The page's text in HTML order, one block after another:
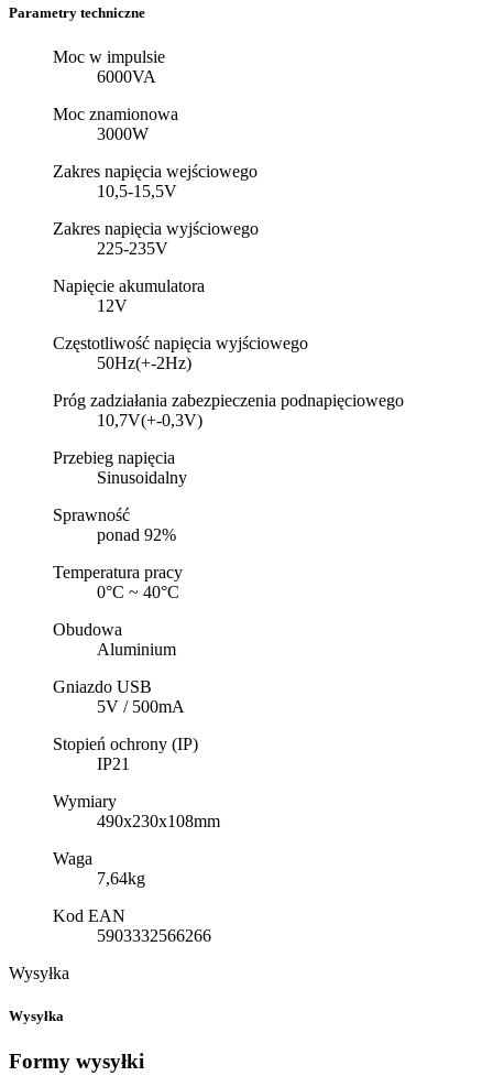
Parametry techniczne
Moc w impulsie
6000VA
Moc znamionowa
3000W
Zakres napięcia wejściowego
10,5-15,5V
Zakres napięcia wyjściowego
225-235V
Napięcie akumulatora
12V
Częstotliwość napięcia wyjściowego
50Hz(+-2Hz)
Próg zadziałania zabezpieczenia podnapięciowego
10,7V(+-0,3V)
Przebieg napięcia
Sinusoidalny
Sprawność
ponad 92%
Temperatura pracy
0°C ~ 40°C
Obudowa
Aluminium
Gniazdo USB
5V / 500mA
Stopień ochrony (IP)
IP21
Wymiary
490x230x108mm
Waga
7,64kg
Kod EAN
5903332566266
Wysyłka
Wysyłka
Formy wysyłki